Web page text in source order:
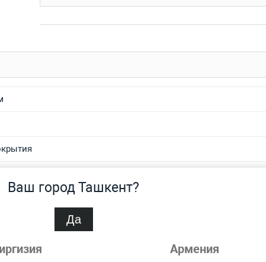
Ваш город Ташкент?
Да
Армения
БрО3Ц7С5Н1